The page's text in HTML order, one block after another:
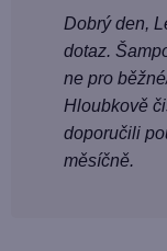
Dobrý den,
dotaz.
ne pro
Hloubkově
doporučili
měsíčně.